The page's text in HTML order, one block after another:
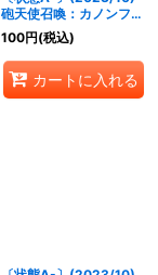
砲天使召喚：カノンフィ
ールド【M】{BS65-
085}《黄》
100円(税込)
カートに入れる